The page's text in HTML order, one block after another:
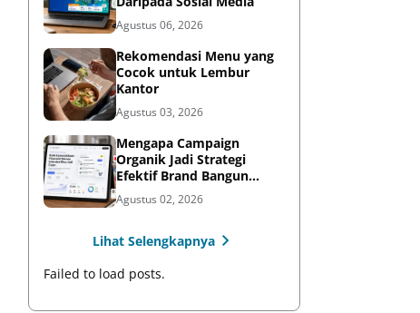
Agustus 06, 2026
Rekomendasi Menu yang
Cocok untuk Lembur
Kantor
Agustus 03, 2026
Mengapa Campaign
Organik Jadi Strategi
Efektif Brand Bangun
Awareness di Media Sosial
Agustus 02, 2026
Lihat Selengkapnya
Failed to load posts.